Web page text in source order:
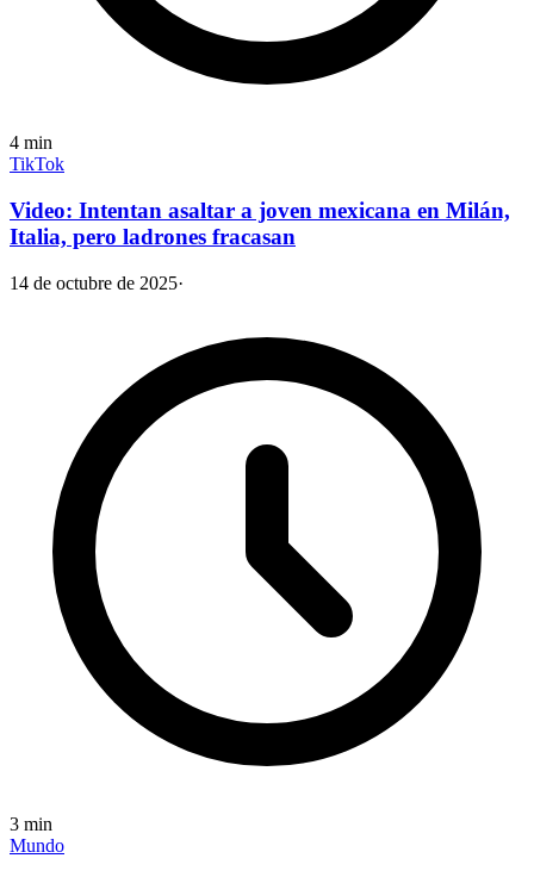
4 min
TikTok
Video: Intentan asaltar a joven mexicana en Milán,
Italia, pero ladrones fracasan
14 de octubre de 2025·
3 min
Mundo